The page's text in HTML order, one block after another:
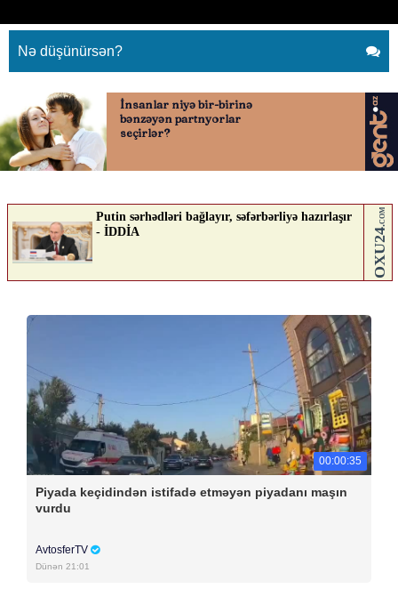
Nə düşünürsən?
00:00:35
Piyada keçidindən istifadə etməyən piyadanı maşın
vurdu
AvtosferTV
Dünən 21:01